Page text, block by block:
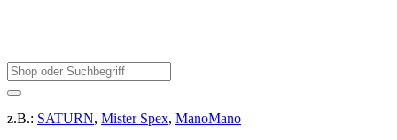
z.B.: SATURN, Mister Spex, ManoMano